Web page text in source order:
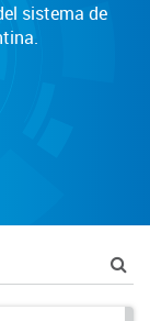
sistema de